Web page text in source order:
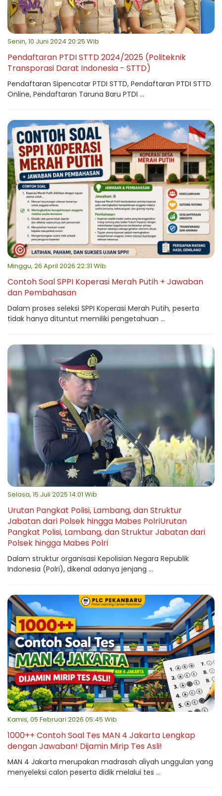
Senin, 10 Juni 2024 20:25 Wib
Pendaftaran PTDI STTD 2024/2025 (Politeknik
Transporasi Darat Indonesia - STTD)
Pendaftaran Sipencatar PTDI STTD, Pendaftaran PTDI STTD
Online, Pendaftaran Taruna Baru PTDI ...
Minggu, 26 April 2026 22:31 Wib
Contoh Soal SPPI Koperasi Merah Putih + Jawaban
dan Pembahasan
Dalam proses seleksi SPPI Koperasi Merah Putih, peserta
tidak hanya dituntut memiliki pengetahuan ...
Selasa, 15 Juli 2025 14:01 Wib
Urutan Pangkat Polisi, Lambang, dan Struktur
Jabatan dari Polsek hingga Mabes PolriUrutan
Pangkat Polisi, Lambang, dan Struktur Jabatan dari
Polsek hingga Mabes Polri
Dalam struktur organisasi Kepolisian Negara Republik
Indonesia (Polri), dikenal adanya jenjang ...
Kamis, 05 Februari 2026 05:45 Wib
1000++ Contoh Soal Tes MAN 4 Jakarta Lengkap
dengan Jawaban! Dijamin Mirip Tes Asli!
MAN 4 Jakarta merupakan madrasah aliyah unggulan yang
menyeleksi calon peserta didik melalui tes ...